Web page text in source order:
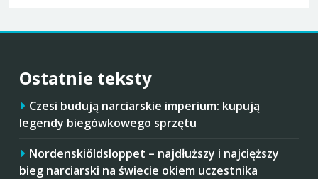
Ostatnie teksty
Czesi budują narciarskie imperium: kupują
legendy biegówkowego sprzętu
Nordenskiöldsloppet – najdłuższy i najcięższy
bieg narciarski na świecie okiem uczestnika